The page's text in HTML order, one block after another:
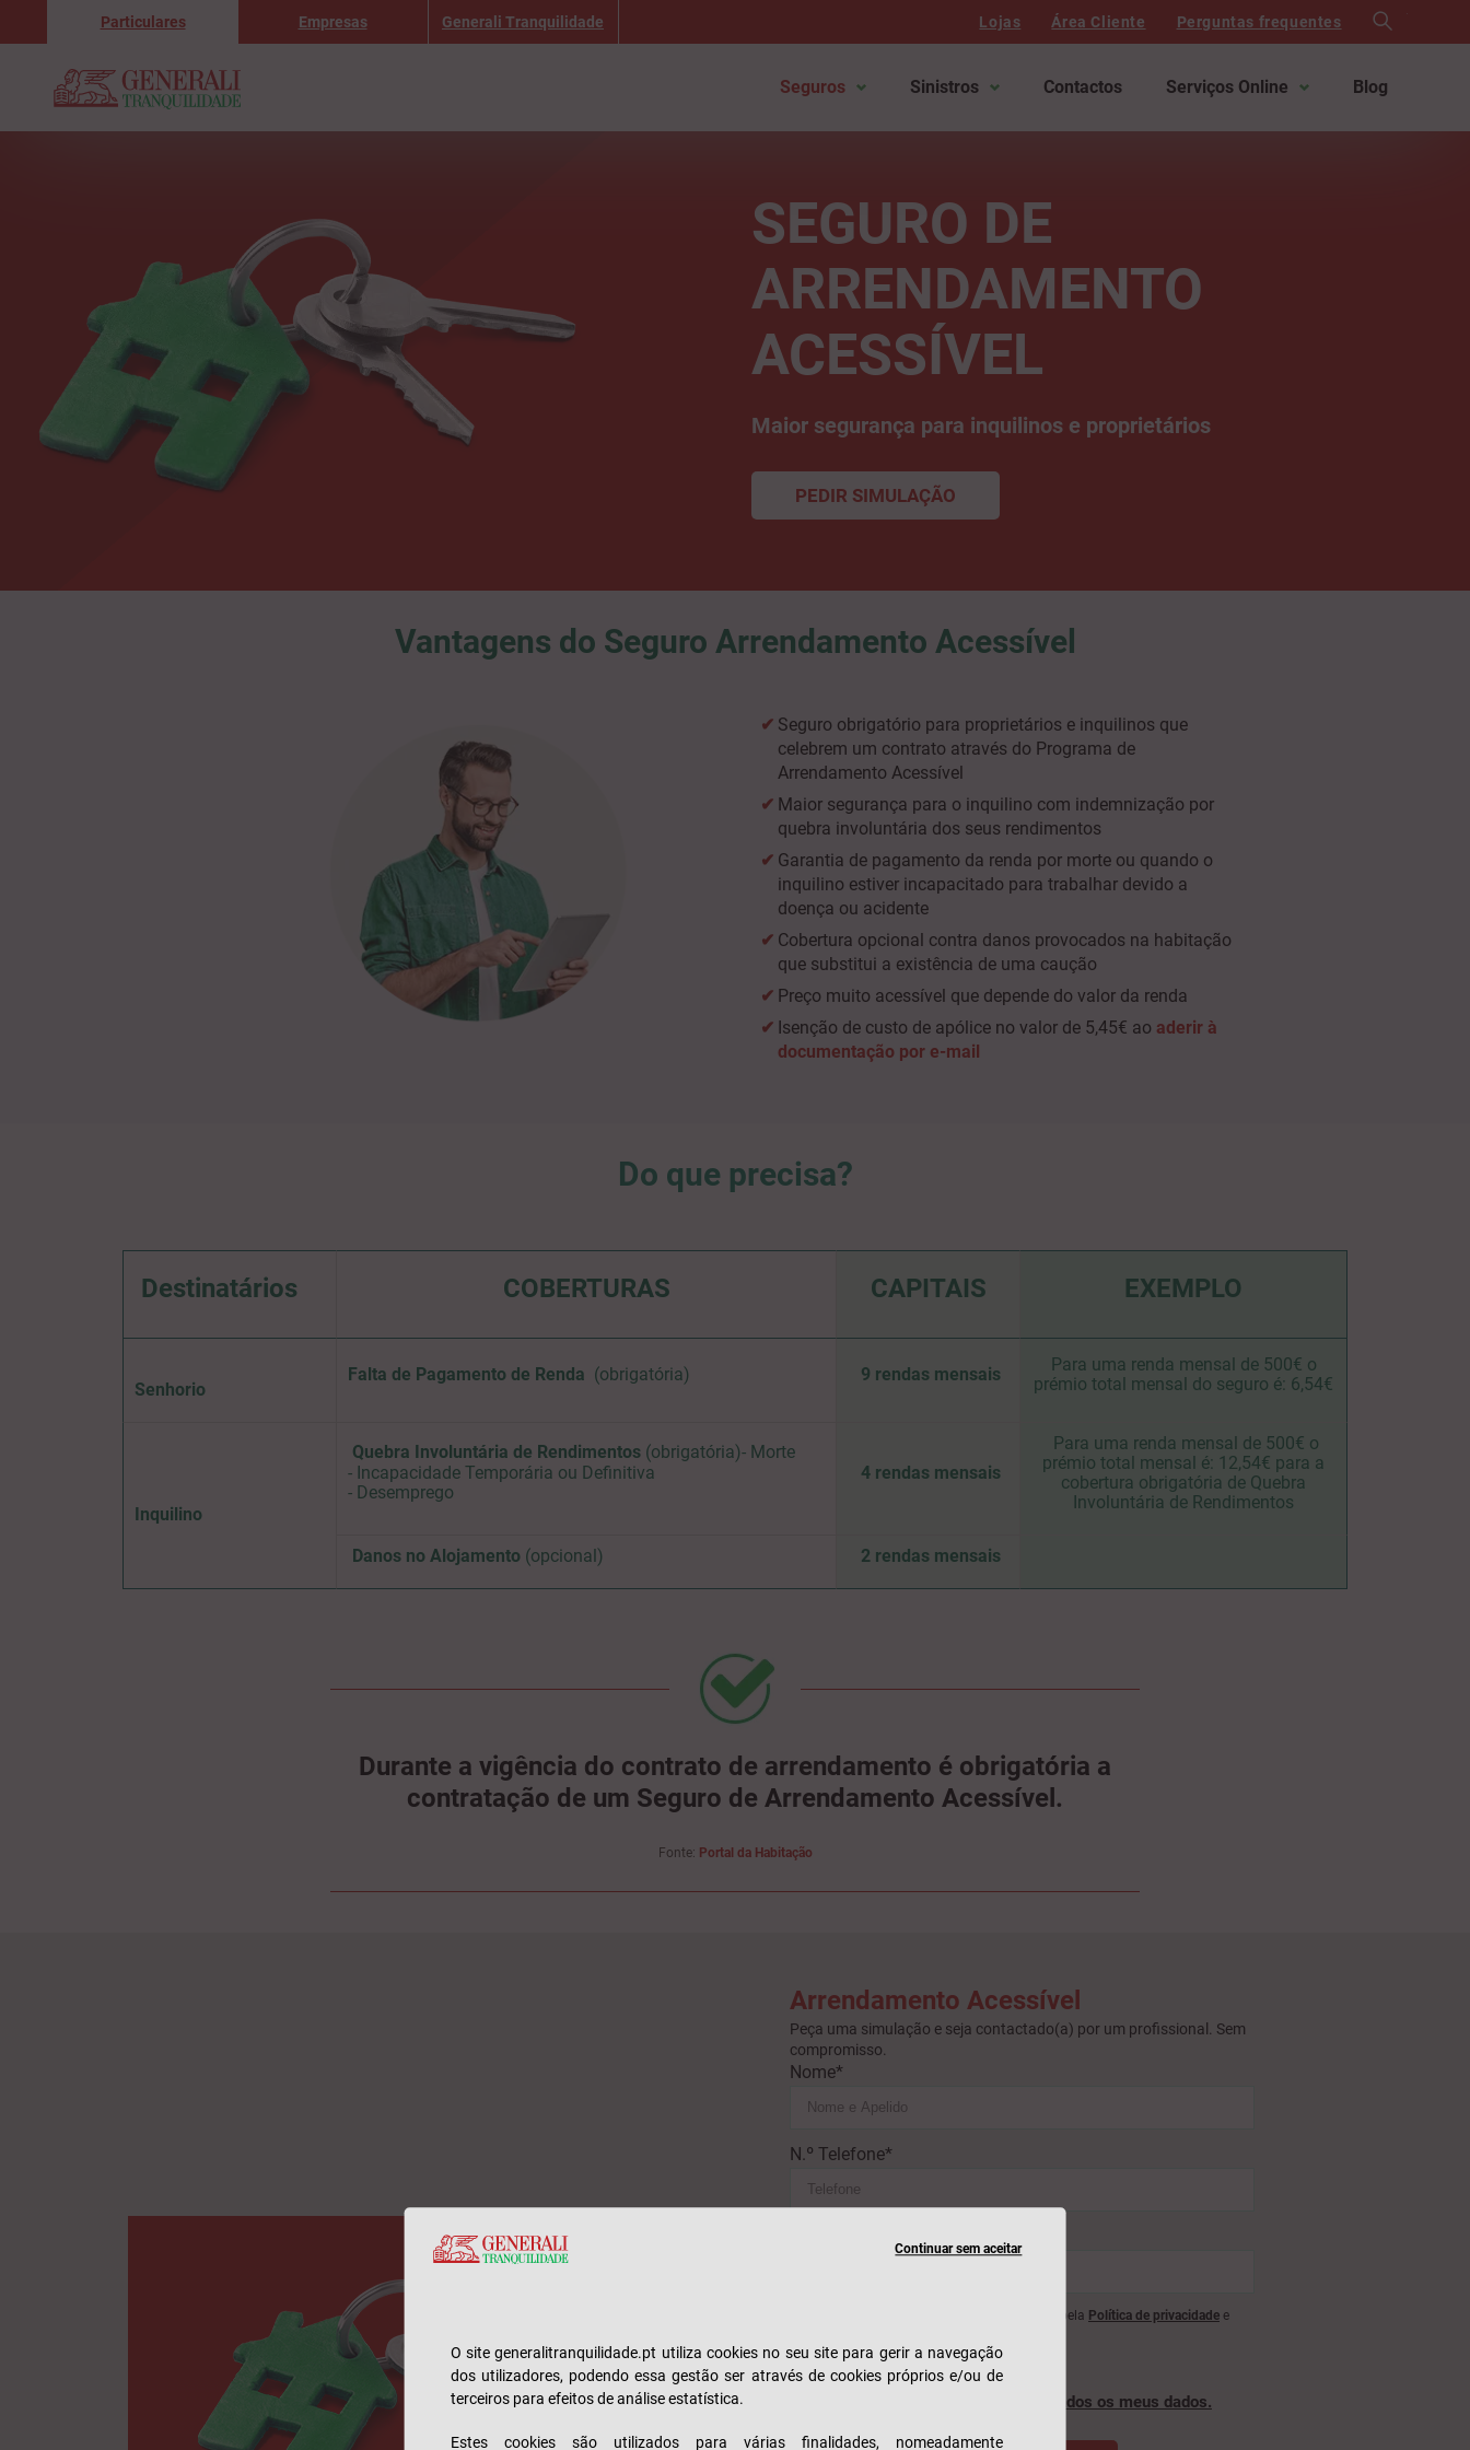
Particulares Empresas Generali Tranquilidade Lojas Área Cliente Perguntas frequentes
Seguros Sinistros Contactos Serviços Online Blog
SEGURO DE
ARRENDAMENTO
ACESSÍVEL
Maior segurança para inquilinos e proprietários
PEDIR SIMULAÇÃO
Vantagens do Seguro Arrendamento Acessível
Seguro obrigatório para proprietários e inquilinos que
celebrem um contrato através do Programa de
Arrendamento Acessível
Maior segurança para o inquilino com indemnização por
quebra involuntária dos seus rendimentos
Garantia de pagamento da renda por morte ou quando o
inquilino estiver incapacitado para trabalhar devido a
doença ou acidente
Cobertura opcional contra danos provocados na habitação
que substitui a existência de uma caução
Preço muito acessível que depende do valor da renda
Isenção de custo de apólice no valor de 5,45€ ao aderir à
documentação por e-mail
Do que precisa?
Destinatários COBERTURAS CAPITAIS EXEMPLO
Senhorio
Falta de Pagamento de Renda (obrigatória) 9 rendas mensais
Para uma renda mensal de 500€ o
prémio total mensal do seguro é: 6,54€
Inquilino
Quebra Involuntária de Rendimentos (obrigatória)- Morte
- Incapacidade Temporária ou Definitiva
- Desemprego
4 rendas mensais
Para uma renda mensal de 500€ o
prémio total mensal é: 12,54€ para a
cobertura obrigatória de Quebra
Involuntária de Rendimentos
Danos no Alojamento (opcional) 2 rendas mensais
Durante a vigência do contrato de arrendamento é obrigatória a
contratação de um Seguro de Arrendamento Acessível.
Fonte: Portal da Habitação
Arrendamento Acessível
Peça uma simulação e seja contactado(a) por um profissional. Sem
compromisso.
Nome*
N.º Telefone*
Este formulário é protegido pelo reCAPTCHA, pela Política de privacidade e
* Campo obrigatório
tratados os meus dados.
Continuar sem aceitar
O site generalitranquilidade.pt utiliza cookies no seu site para gerir a navegação
dos utilizadores, podendo essa gestão ser através de cookies próprios e/ou de
terceiros para efeitos de análise estatística.
Estes cookies são utilizados para várias finalidades, nomeadamente